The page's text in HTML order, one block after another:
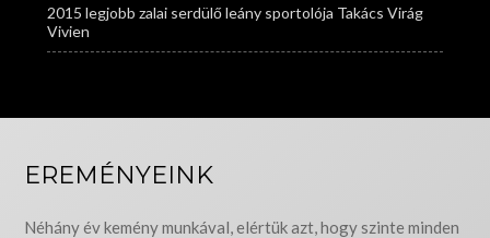
2015 legjobb zalai serdülő leány sportolója Takács Virág
Vivien
EREMÉNYEINK
Néhány év kemény munkával, elértük azt, hogy szinte minden